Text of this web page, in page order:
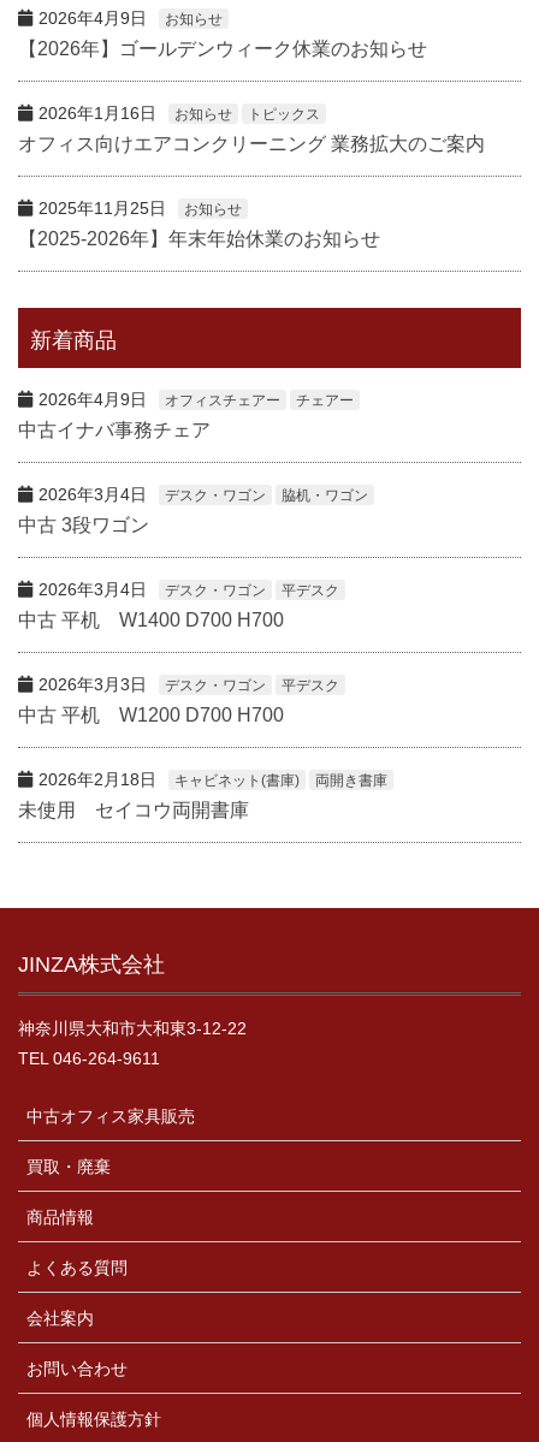
2026年4月9日 お知らせ
【2026年】ゴールデンウィーク休業のお知らせ
2026年1月16日 お知らせ トピックス
オフィス向けエアコンクリーニング 業務拡大のご案内
2025年11月25日 お知らせ
【2025-2026年】年末年始休業のお知らせ
新着商品
2026年4月9日 オフィスチェアー チェアー
中古イナバ事務チェア
2026年3月4日 デスク・ワゴン 脇机・ワゴン
中古 3段ワゴン
2026年3月4日 デスク・ワゴン 平デスク
中古 平机 W1400 D700 H700
2026年3月3日 デスク・ワゴン 平デスク
中古 平机 W1200 D700 H700
2026年2月18日 キャビネット(書庫) 両開き書庫
未使用 セイコウ両開書庫
JINZA株式会社
神奈川県大和市大和東3-12-22
TEL 046-264-9611
中古オフィス家具販売
買取・廃棄
商品情報
よくある質問
会社案内
お問い合わせ
個人情報保護方針